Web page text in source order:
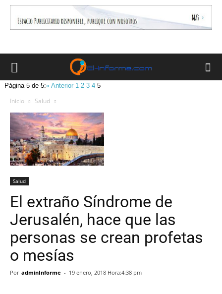
Página 5 de 5:« Anterior 1 2 3 4 5
Inicio Salud
Salud
El extraño Síndrome de
Jerusalén, hace que las
personas se crean profetas
o mesías
Por adminInforme - 19 enero, 2018 Hora:4:38 pm